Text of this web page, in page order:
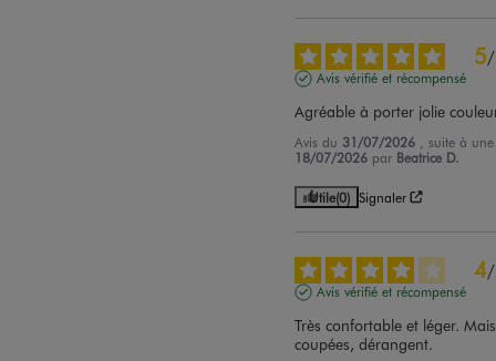
5/
Avis vérifié et récompensé
Agréable à porter jolie
Avis du 31/07/2026
, suite à
18/07/2026 par Beatrice D.
Utile(0) Signaler
4/
Avis vérifié et récompensé
Très confortable et léger.
coupées, dérangent.